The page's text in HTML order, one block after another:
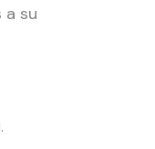
a su